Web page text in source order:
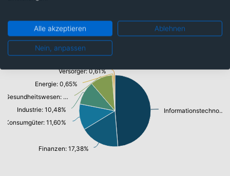
Branchen
Informationstechnologie/ Telekommunikation: 48,04%
Finanzen: 17,38%
Konsumgüter: 11,60%
Industrie: 10,48%
Gesundheitswesen: 9,87%
Energie: 0,65%
Versorger: 0,61%
Alle akzeptieren Ablehnen
Nein, anpassen